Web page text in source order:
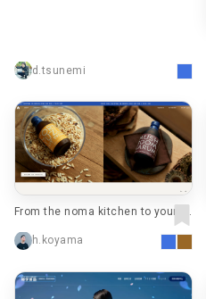
d.tsunemi
From the noma kitchen to yours ·
h.koyama